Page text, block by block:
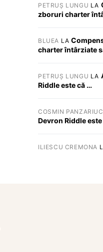
PETRUȘ LUNGU LA
zboruri charter
BLUEA LA
charter întârziate
PETRUȘ LUNGU LA
Riddle este că …
COSMIN PANZARIUC
Devron Riddle
ILIESCU CREMONA